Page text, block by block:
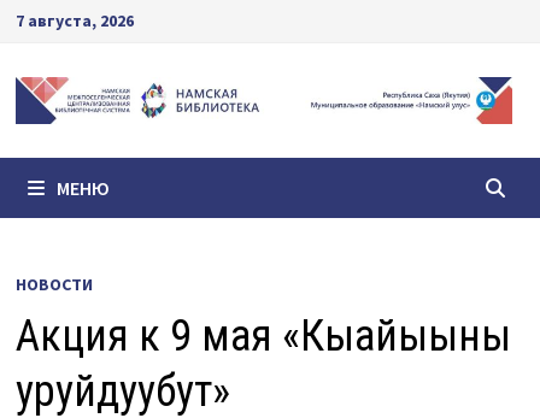
Перейти
содержимому
7 августа, 2026
МЕНЮ
НОВОСТИ
Акция к 9 мая «Кыайыыны
уруйдуубут»